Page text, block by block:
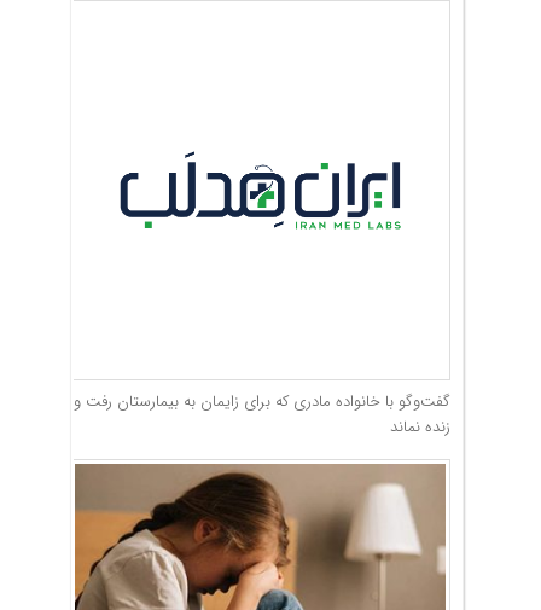
گفت‌وگو با خانواده مادری که برای زایمان به بیمارستان رفت و
زنده نماند